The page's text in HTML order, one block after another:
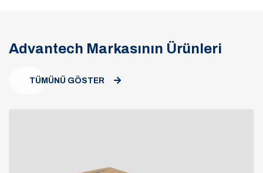
Advantech Markasının Ürünleri
TÜMÜNÜ GÖSTER